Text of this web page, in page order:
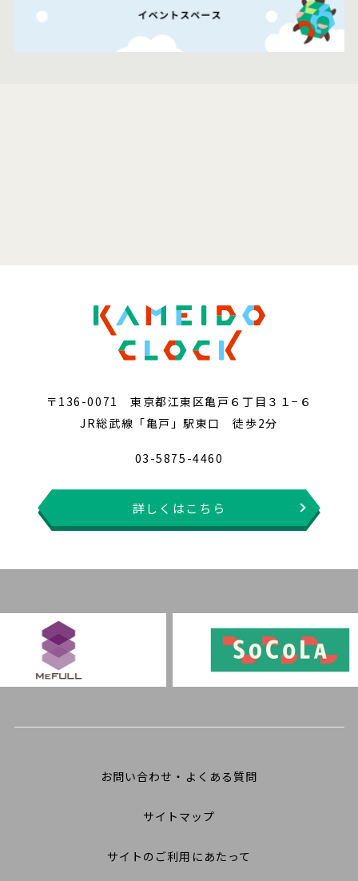
〒136-0071 東京都江東区亀戸６丁目３１−６
JR総武線「亀戸」駅東口 徒歩2分
03-5875-4460
詳しくはこちら
お問い合わせ・よくある質問
サイトマップ
サイトのご利用にあたって